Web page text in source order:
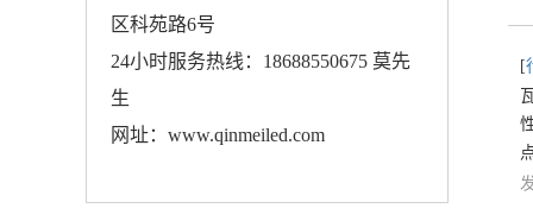
区科苑路6号
24小时服务热线：18688550675 莫先
生
网址：www.qinmeiled.com
[